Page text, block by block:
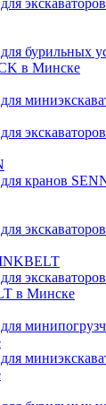
бурильных
в Минске
для кранов
в Минске
для
для